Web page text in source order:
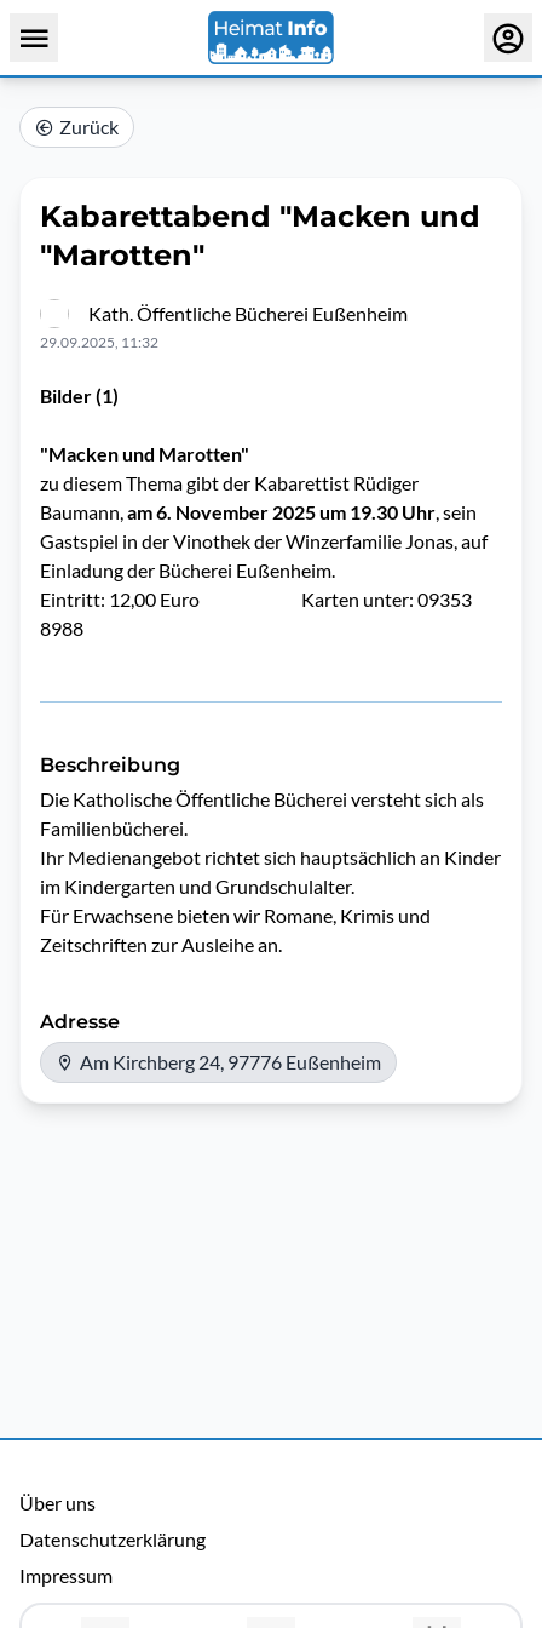
Zurück
Kabarettabend "Macken und
"Marotten"
Kath. Öffentliche Bücherei Eußenheim
29.09.2025, 11:32
Bilder (1)
"Macken und Marotten"
zu diesem Thema gibt der Kabarettist Rüdiger
Baumann,am 6. November 2025 um 19.30 Uhr, sein
Gastspiel in der Vinothek der Winzerfamilie Jonas, auf
Einladung der Bücherei Eußenheim.
Eintritt: 12,00 Euro Karten unter: 09353
8988
Beschreibung
Die Katholische Öffentliche Bücherei versteht sich als
Familienbücherei.
Ihr Medienangebot richtet sich hauptsächlich an Kinder
im Kindergarten und Grundschulalter.
Für Erwachsene bieten wir Romane, Krimis und
Zeitschriften zur Ausleihe an.
Adresse
Am Kirchberg 24, 97776 Eußenheim
Über uns
Datenschutzerklärung
Impressum